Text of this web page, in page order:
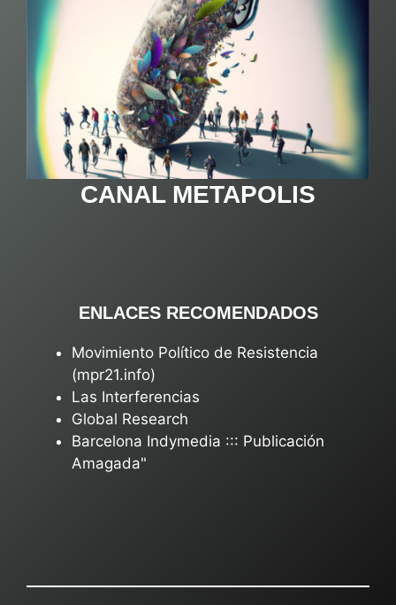
CANAL METAPOLIS
ENLACES RECOMENDADOS
Movimiento Político de Resistencia
(mpr21.info)
Las Interferencias
Global Research
Barcelona Indymedia ::: Publicación
Amagada"